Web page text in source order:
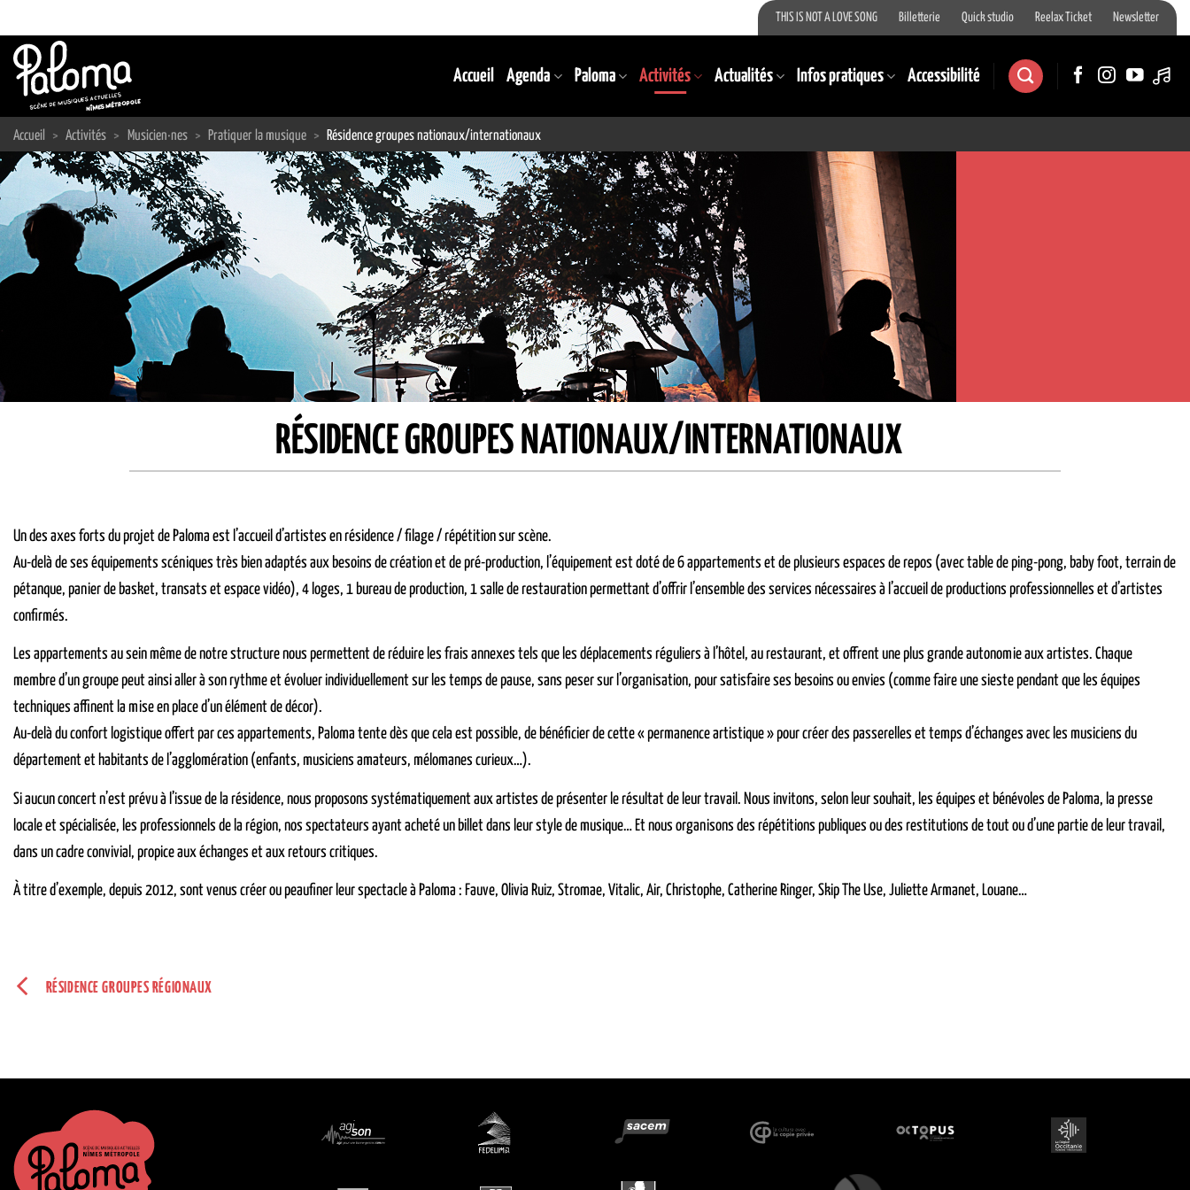
au
contenu
THIS IS NOT A LOVE SONG Billetterie Quick studio Reelax Ticket Newsletter
Accueil Agenda Paloma Activités Actualités Infos pratiques Accessibilité
Accueil > Activités > Musicien·nes > Pratiquer la musique > Résidence groupes nationaux/internationaux
RÉSIDENCE GROUPES NATIONAUX/INTERNATIONAUX
Un des axes forts du projet de Paloma est l’accueil d’artistes en résidence / filage / répétition sur scène.
Au-delà de ses équipements scéniques très bien adaptés aux besoins de création et de pré-production, l’équipement est doté de 6 appartements et de plusieurs espaces de repos (avec table de ping-pong, baby foot, terrain de
pétanque, panier de basket, transats et espace vidéo), 4 loges, 1 bureau de production, 1 salle de restauration permettant d’offrir l’ensemble des services nécessaires à l’accueil de productions professionnelles et d’artistes
confirmés.
Les appartements au sein même de notre structure nous permettent de réduire les frais annexes tels que les déplacements réguliers à l’hôtel, au restaurant, et offrent une plus grande autonomie aux artistes. Chaque
membre d’un groupe peut ainsi aller à son rythme et évoluer individuellement sur les temps de pause, sans peser sur l’organisation, pour satisfaire ses besoins ou envies (comme faire une sieste pendant que les équipes
techniques affinent la mise en place d’un élément de décor).
Au-delà du confort logistique offert par ces appartements, Paloma tente dès que cela est possible, de bénéficier de cette « permanence artistique » pour créer des passerelles et temps d’échanges avec les musiciens du
département et habitants de l’agglomération (enfants, musiciens amateurs, mélomanes curieux…).
Si aucun concert n’est prévu à l’issue de la résidence, nous proposons systématiquement aux artistes de présenter le résultat de leur travail. Nous invitons, selon leur souhait, les équipes et bénévoles de Paloma, la presse
locale et spécialisée, les professionnels de la région, nos spectateurs ayant acheté un billet dans leur style de musique… Et nous organisons des répétitions publiques ou des restitutions de tout ou d’une partie de leur travail,
dans un cadre convivial, propice aux échanges et aux retours critiques.
À titre d’exemple, depuis 2012, sont venus créer ou peaufiner leur spectacle à Paloma : Fauve, Olivia Ruiz, Stromae, Vitalic, Air, Christophe, Catherine Ringer, Skip The Use, Juliette Armanet, Louane…
RÉSIDENCE GROUPES RÉGIONAUX